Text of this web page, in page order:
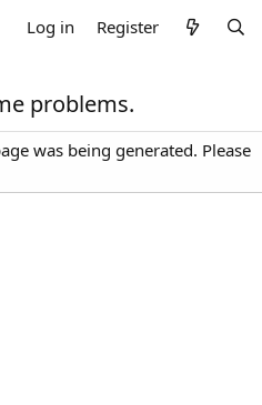
Log in Register
problems.
was being generated. Please